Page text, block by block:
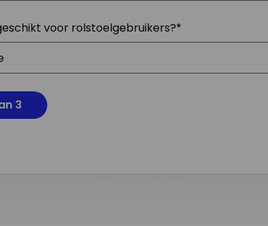
voor rolstoelgebruikers?*